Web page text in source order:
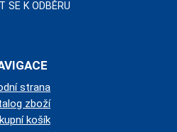
strana
zboží
košík